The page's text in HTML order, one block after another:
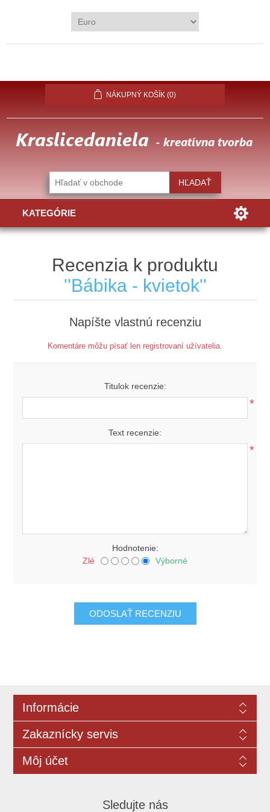
NÁKUPNÝ KOŠÍK (0)
KATEGÓRIE
Recenzia k produktu
Bábika - kvietok
Napíšte vlastnú recenziu
Komentáre môžu písať len registrovaní užívatelia.
Titulok recenzie:
*
Text recenzie:
*
Hodnotenie:
Zlé
Výborné
Informácie
Zakaznícky servis
Môj účet
Sledujte nás